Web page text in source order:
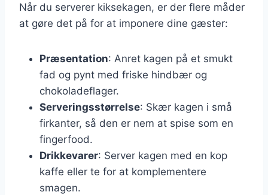
Når du serverer kiksekagen, er der flere måder
at gøre det på for at imponere dine gæster:
Præsentation: Anret kagen på et smukt
fad og pynt med friske hindbær og
chokoladeflager.
Serveringsstørrelse: Skær kagen i små
firkanter, så den er nem at spise som en
fingerfood.
Drikkevarer: Server kagen med en kop
kaffe eller te for at komplementere
smagen.